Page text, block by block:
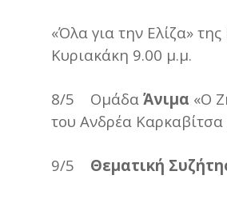
«Όλα για την Ελίζα»
Κυριακάκη 9.00 μ.μ.
8/5 Ομάδα Άνιμα «Ο
του Ανδρέα Καρκαβίτσα
9/5 Θεματική